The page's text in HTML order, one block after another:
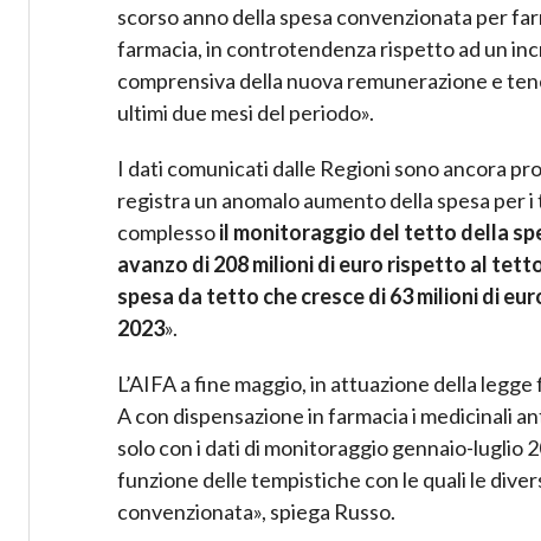
scorso anno della spesa convenzionata per
farmacia, in controtendenza rispetto ad un
comprensiva della nuova remunerazione e
ultimi due mesi del periodo».
I dati comunicati dalle Regioni sono ancora
registra un anomalo aumento della spesa
complessoil monitoraggio del tetto della
avanzo di 208 milioni di euro rispetto al
spesa da tetto che cresce di 63 milioni di
2023».
L’AIFA a fine maggio, in attuazione della
A con dispensazione in farmacia i medicinali
solo con i dati di monitoraggio gennaio-luglio
funzione delle tempistiche con le quali le
convenzionata», spiega Russo.